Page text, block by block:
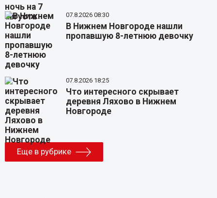
07.8.2026 08:30
В Нижнем Новгороде нашли
пропавшую 8-летнюю девочку
07.8.2026 18:25
Что интересного скрывает
деревня Ляхово в Нижнем
Новгороде
Еще в рубрике